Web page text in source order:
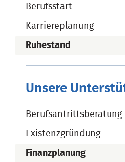
Berufsstart
Karriereplanung
Ruhestand
Unsere
Berufsantrittsberatung
Existenzgründung
Finanzplanung